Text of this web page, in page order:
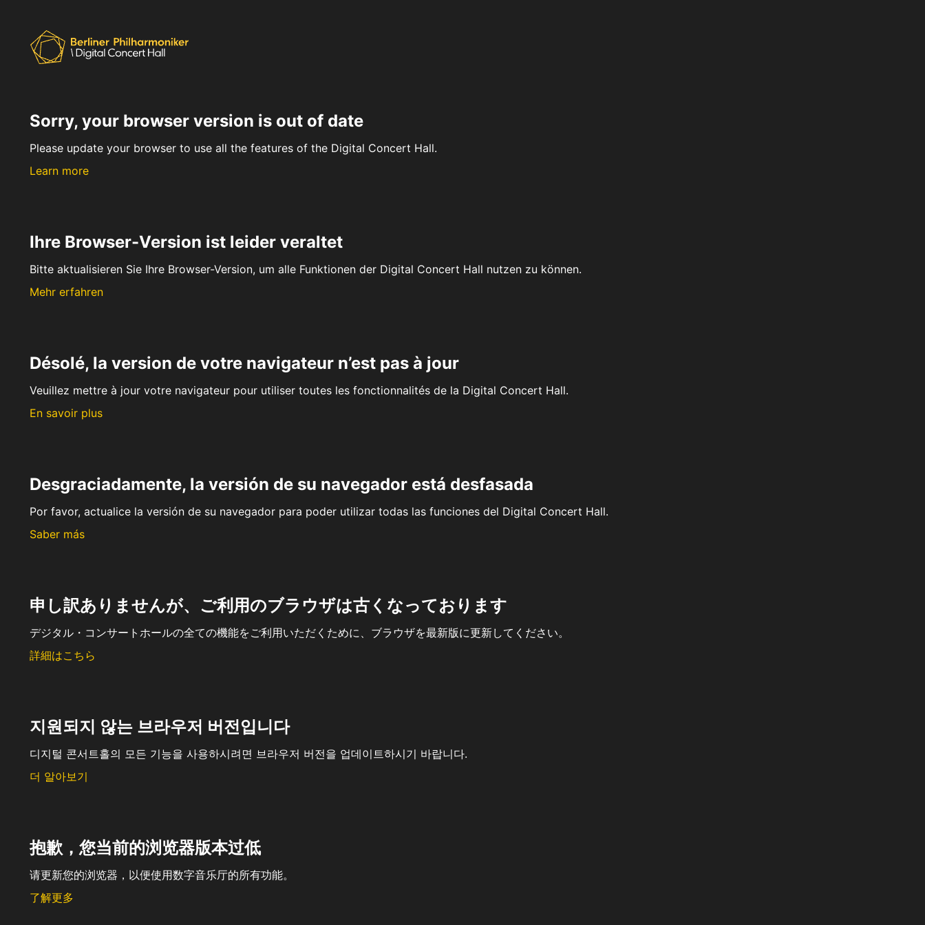
Sorry, your browser version is out of date
Please update your browser to use all the features of the Digital Concert Hall.
Learn more
Ihre Browser-Version ist leider veraltet
Bitte aktualisieren Sie Ihre Browser-Version, um alle Funktionen der Digital Concert Hall nutzen zu können.
Mehr erfahren
Désolé, la version de votre navigateur n’est pas à jour
Veuillez mettre à jour votre navigateur pour utiliser toutes les fonctionnalités de la Digital Concert Hall.
En savoir plus
Desgraciadamente, la versión de su navegador está desfasada
Por favor, actualice la versión de su navegador para poder utilizar todas las funciones del Digital Concert Hall.
Saber más
申し訳ありませんが、ご利用のブラウザは古くなっております
デジタル・コンサートホールの全ての機能をご利用いただくために、ブラウザを最新版に更新してください。
詳細はこちら
지원되지 않는 브라우저 버전입니다
디지털 콘서트홀의 모든 기능을 사용하시려면 브라우저 버전을 업데이트하시기 바랍니다.
더 알아보기
抱歉，您当前的浏览器版本过低
请更新您的浏览器，以便使用数字音乐厅的所有功能。
了解更多